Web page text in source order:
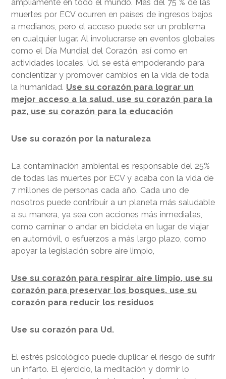
ampliamente en todo el mundo. Más del 75 % de las
muertes por ECV ocurren en países de ingresos bajos
a medianos, pero el acceso puede ser un problema
en cualquier lugar. Al involucrarse en eventos globales
como el Día Mundial del Corazón, así como en
actividades locales, Ud. se está empoderando para
concientizar y promover cambios en la vida de toda
la humanidad. Use su corazón para lograr un
mejor acceso a la salud, use su corazón para la
paz, use su corazón para la educación
Use su corazón por la naturaleza
La contaminación ambiental es responsable del 25%
de todas las muertes por ECV y acaba con la vida de
7 millones de personas cada año. Cada uno de
nosotros puede contribuir a un planeta más saludable
a su manera, ya sea con acciones más inmediatas,
como caminar o andar en bicicleta en lugar de viajar
en automóvil, o esfuerzos a más largo plazo, como
apoyar la legislación sobre aire limpio,
Use su corazón para respirar aire limpio, use su
corazón para preservar los bosques, use su
corazón para reducir los residuos
Use su corazón para Ud.
El estrés psicológico puede duplicar el riesgo de sufrir
un infarto. El ejercicio, la meditación y dormir lo